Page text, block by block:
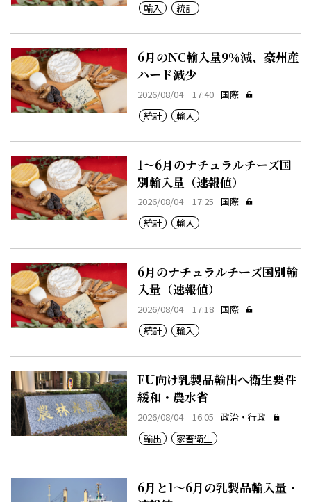
輸入
統計
6月のNC輸入量9％減、豪州産
ハード減少
2026/08/04 17:40 国際
統計
輸入
1～6月のナチュラルチーズ国
別輸入量（速報値）
2026/08/04 17:25 国際
統計
輸入
6月のナチュラルチーズ国別輸
入量（速報値）
2026/08/04 17:18 国際
統計
輸入
EU向け乳製品輸出へ衛生要件
緩和・農水省
2026/08/04 16:05 政治・行政
輸出
家畜衛生
6月と1～6月の乳製品輸入量・